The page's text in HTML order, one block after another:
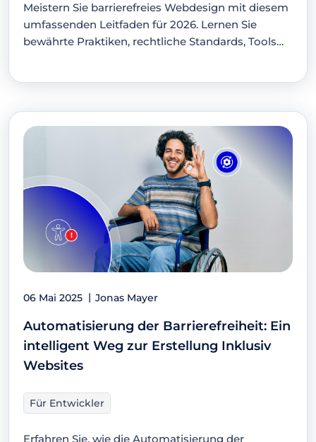
Meistern Sie barrierefreies Webdesign mit diesem
umfassenden Leitfaden für 2026. Lernen Sie
bewährte Praktiken, rechtliche Standards, Tools
06 Mai 2025 Jonas Mayer
Automatisierung der Barrierefreiheit: Ein
intelligent Weg zur Erstellung Inklusiv
Websites
Für Entwickler
Erfahren Sie, wie die Automatisierung der